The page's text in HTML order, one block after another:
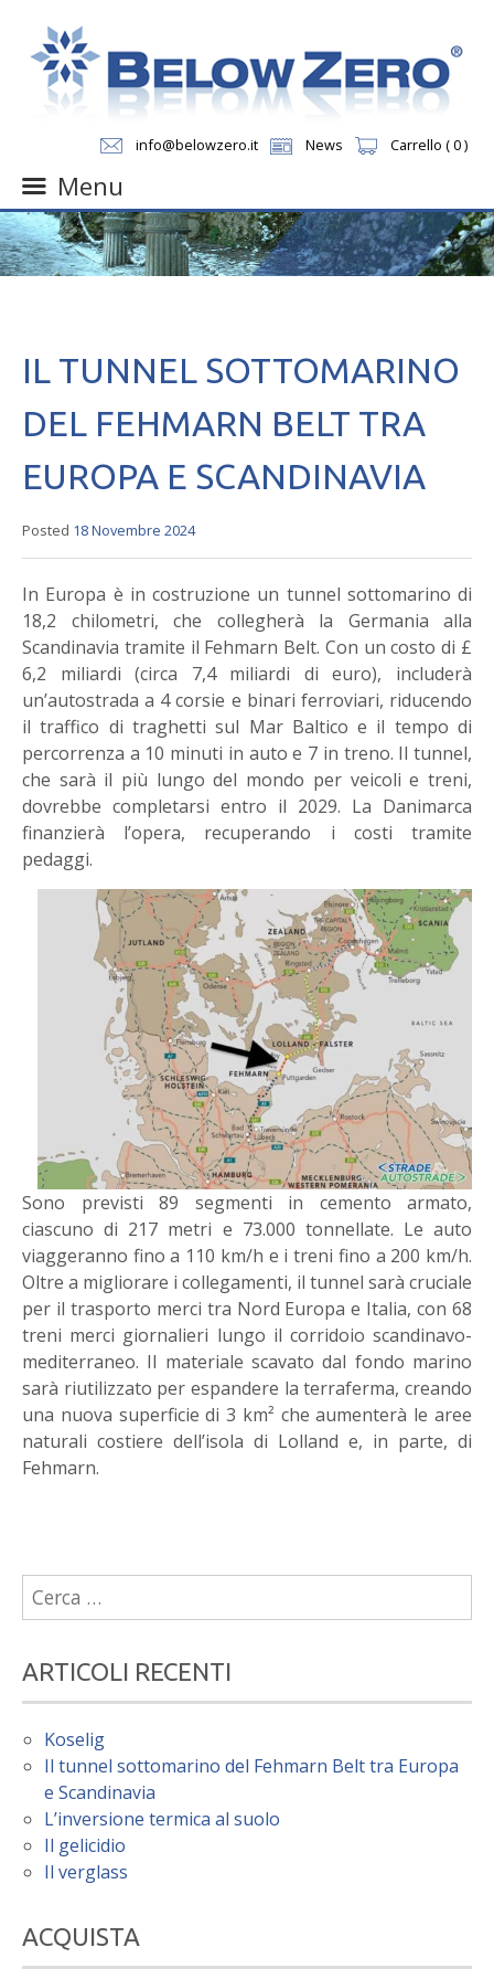
info@belowzero.it News Carrello ( 0 )
Menu
Skip
to
content
IL TUNNEL SOTTOMARINO
DEL FEHMARN BELT TRA
EUROPA E SCANDINAVIA
Posted 18 Novembre 2024
In Europa è in costruzione un tunnel sottomarino di
18,2 chilometri, che collegherà la Germania alla
Scandinavia tramite il Fehmarn Belt. Con un costo di £
6,2 miliardi (circa 7,4 miliardi di euro), includerà
un’autostrada a 4 corsie e binari ferroviari, riducendo
il traffico di traghetti sul Mar Baltico e il tempo di
percorrenza a 10 minuti in auto e 7 in treno. Il tunnel,
che sarà il più lungo del mondo per veicoli e treni,
dovrebbe completarsi entro il 2029. La Danimarca
finanzierà l’opera, recuperando i costi tramite
pedaggi.
Sono previsti 89 segmenti in cemento armato,
ciascuno di 217 metri e 73.000 tonnellate. Le auto
viaggeranno fino a 110 km/h e i treni fino a 200 km/h.
Oltre a migliorare i collegamenti, il tunnel sarà cruciale
per il trasporto merci tra Nord Europa e Italia, con 68
treni merci giornalieri lungo il corridoio scandinavo-
mediterraneo. Il materiale scavato dal fondo marino
sarà riutilizzato per espandere la terraferma, creando
una nuova superficie di 3 km² che aumenterà le aree
naturali costiere dell’isola di Lolland e, in parte, di
Fehmarn.
Ricerca
per:
ARTICOLI RECENTI
Koselig
Il tunnel sottomarino del Fehmarn Belt tra Europa
e Scandinavia
L’inversione termica al suolo
Il gelicidio
Il verglass
ACQUISTA